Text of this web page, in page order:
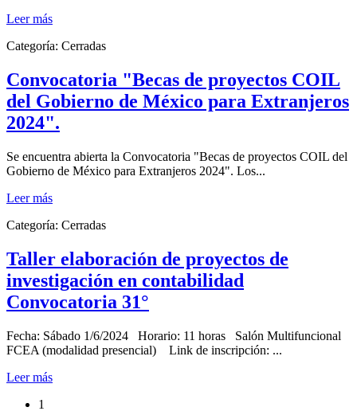
Leer más
Categoría: Cerradas
Convocatoria "Becas de proyectos COIL
del Gobierno de México para Extranjeros
2024".
Se encuentra abierta la Convocatoria "Becas de proyectos COIL del
Gobierno de México para Extranjeros 2024". Los...
Leer más
Categoría: Cerradas
Taller elaboración de proyectos de
investigación en contabilidad
Convocatoria 31°
Fecha: Sábado 1/6/2024 Horario: 11 horas Salón Multifuncional
FCEA (modalidad presencial) Link de inscripción: ...
Leer más
1